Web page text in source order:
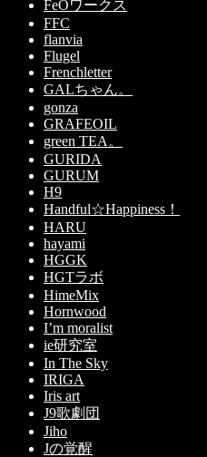
FeOワークス
FFC
flanvia
Flugel
Frenchletter
GALちゃん。
gonza
GRAFEOIL
green TEA。
GURIDA
GURUM
H9
Handful☆Happiness！
HARU
hayami
HGGK
HGTラボ
HimeMix
Hornwood
I’m moralist
ie研究室
In The Sky
IRIGA
Iris art
J9歌劇団
Jiho
Jの覚醒